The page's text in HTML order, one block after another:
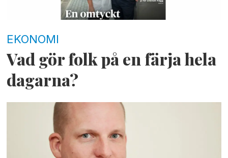
EKONOMI
Vad gör folk på en färja hela
dagarna?